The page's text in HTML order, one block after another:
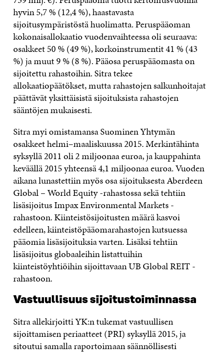
hyvin 5,7 % (12,4 %), haastavasta
sijoitusympäristöstä huolimatta. Peruspääoman
kokonaisallokaatio vuodenvaihteessa oli seuraava:
osakkeet 50 % (49 %), korkoinstrumentit 41 % (43
%) ja muut 9 % (8 %). Pääosa peruspääomasta on
sijoitettu rahastoihin. Sitra tekee
allokaatiopäätökset, mutta rahastojen salkunhoitajat
päättävät yksittäisistä sijoituksista rahastojen
sääntöjen mukaisesti.
Sitra myi omistamansa Suominen Yhtymän
osakkeet helmi–maaliskuussa 2015. Merkintähinta
syksyllä 2011 oli 2 miljoonaa euroa, ja kauppahinta
keväällä 2015 yhteensä 4,1 miljoonaa euroa. Vuoden
aikana lunastettiin myös osa sijoituksesta Aberdeen
Global – World Equity -rahastossa sekä tehtiin
lisäsijoitus Impax Environmental Markets -
rahastoon. Kiinteistösijoitusten määrä kasvoi
edelleen, kiinteistöpääomarahastojen kutsuessa
pääomia lisäsijoituksia varten. Lisäksi tehtiin
lisäsijoitus globaaleihin listattuihin
kiinteistöyhtiöihin sijoittavaan UB Global REIT -
rahastoon.
Vastuullisuus sijoitustoiminnassa
Sitra allekirjoitti YK:n tukemat vastuullisen
sijoittamisen periaatteet (PRI) syksyllä 2015, ja
sitoutui samalla raportoimaan säännöllisesti